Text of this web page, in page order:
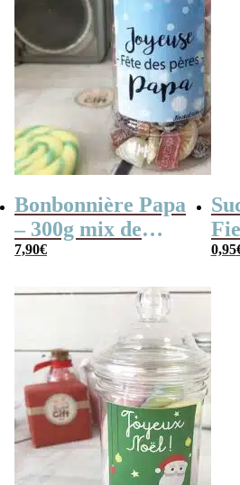
Bonbonnière Papa
– 300g mix de
bonbons anciens –
pères Papa”
7,90€ 0,95